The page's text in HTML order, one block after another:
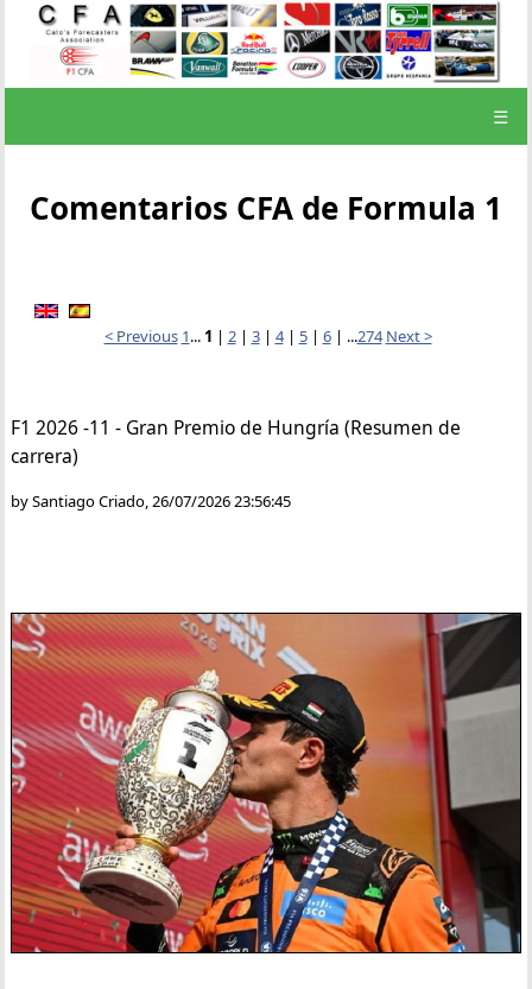
☰
Comentarios CFA de Formula 1
< Previous 1... 1 | 2| 3| 4| 5| 6| ...274 Next >
F1 2026 -11 - Gran Premio de Hungría (Resumen de
carrera)
by Santiago Criado, 26/07/2026 23:56:45